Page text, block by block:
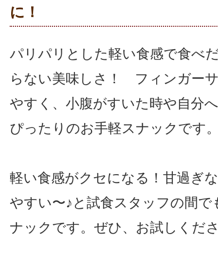
に！
パリパリとした軽い食感で食べ
らない美味しさ！ フィンガー
やすく、小腹がすいた時や自分
ぴったりのお手軽スナックです
軽い食感がクセになる！甘過ぎ
やすい〜♪と試食スタッフの間で
ナックです。ぜひ、お試しくだ